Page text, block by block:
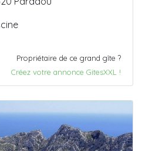
Propriétaire de ce grand gîte ?
Créez votre annonce GitesXXL !